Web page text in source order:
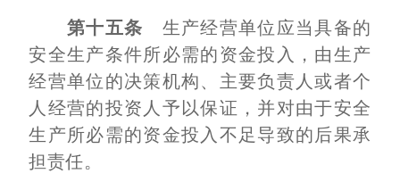
第十五条 生产经营单位应当具备的
安全生产条件所必需的资金投入，由生产
经营单位的决策机构、主要负责人或者个
人经营的投资人予以保证，并对由于安全
生产所必需的资金投入不足导致的后果承
担责任。